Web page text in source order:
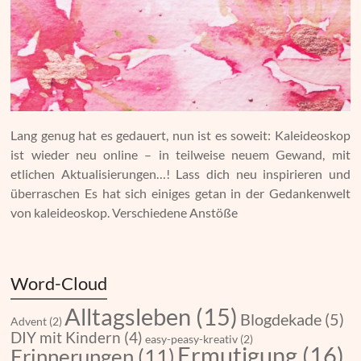
Lang genug hat es gedauert, nun ist es soweit: Kaleideoskop
ist wieder neu online – in teilweise neuem Gewand, mit
etlichen Aktualisierungen…! Lass dich neu inspirieren und
überraschen Es hat sich einiges getan in der Gedankenwelt
von kaleideoskop. Verschiedene Anstöße
Word-Cloud
Advent (2) Alltagsleben (15) Blogdekade (5)
DIY mit Kindern (4) easy-peasy-kreativ (2)
Ermutigung (16)